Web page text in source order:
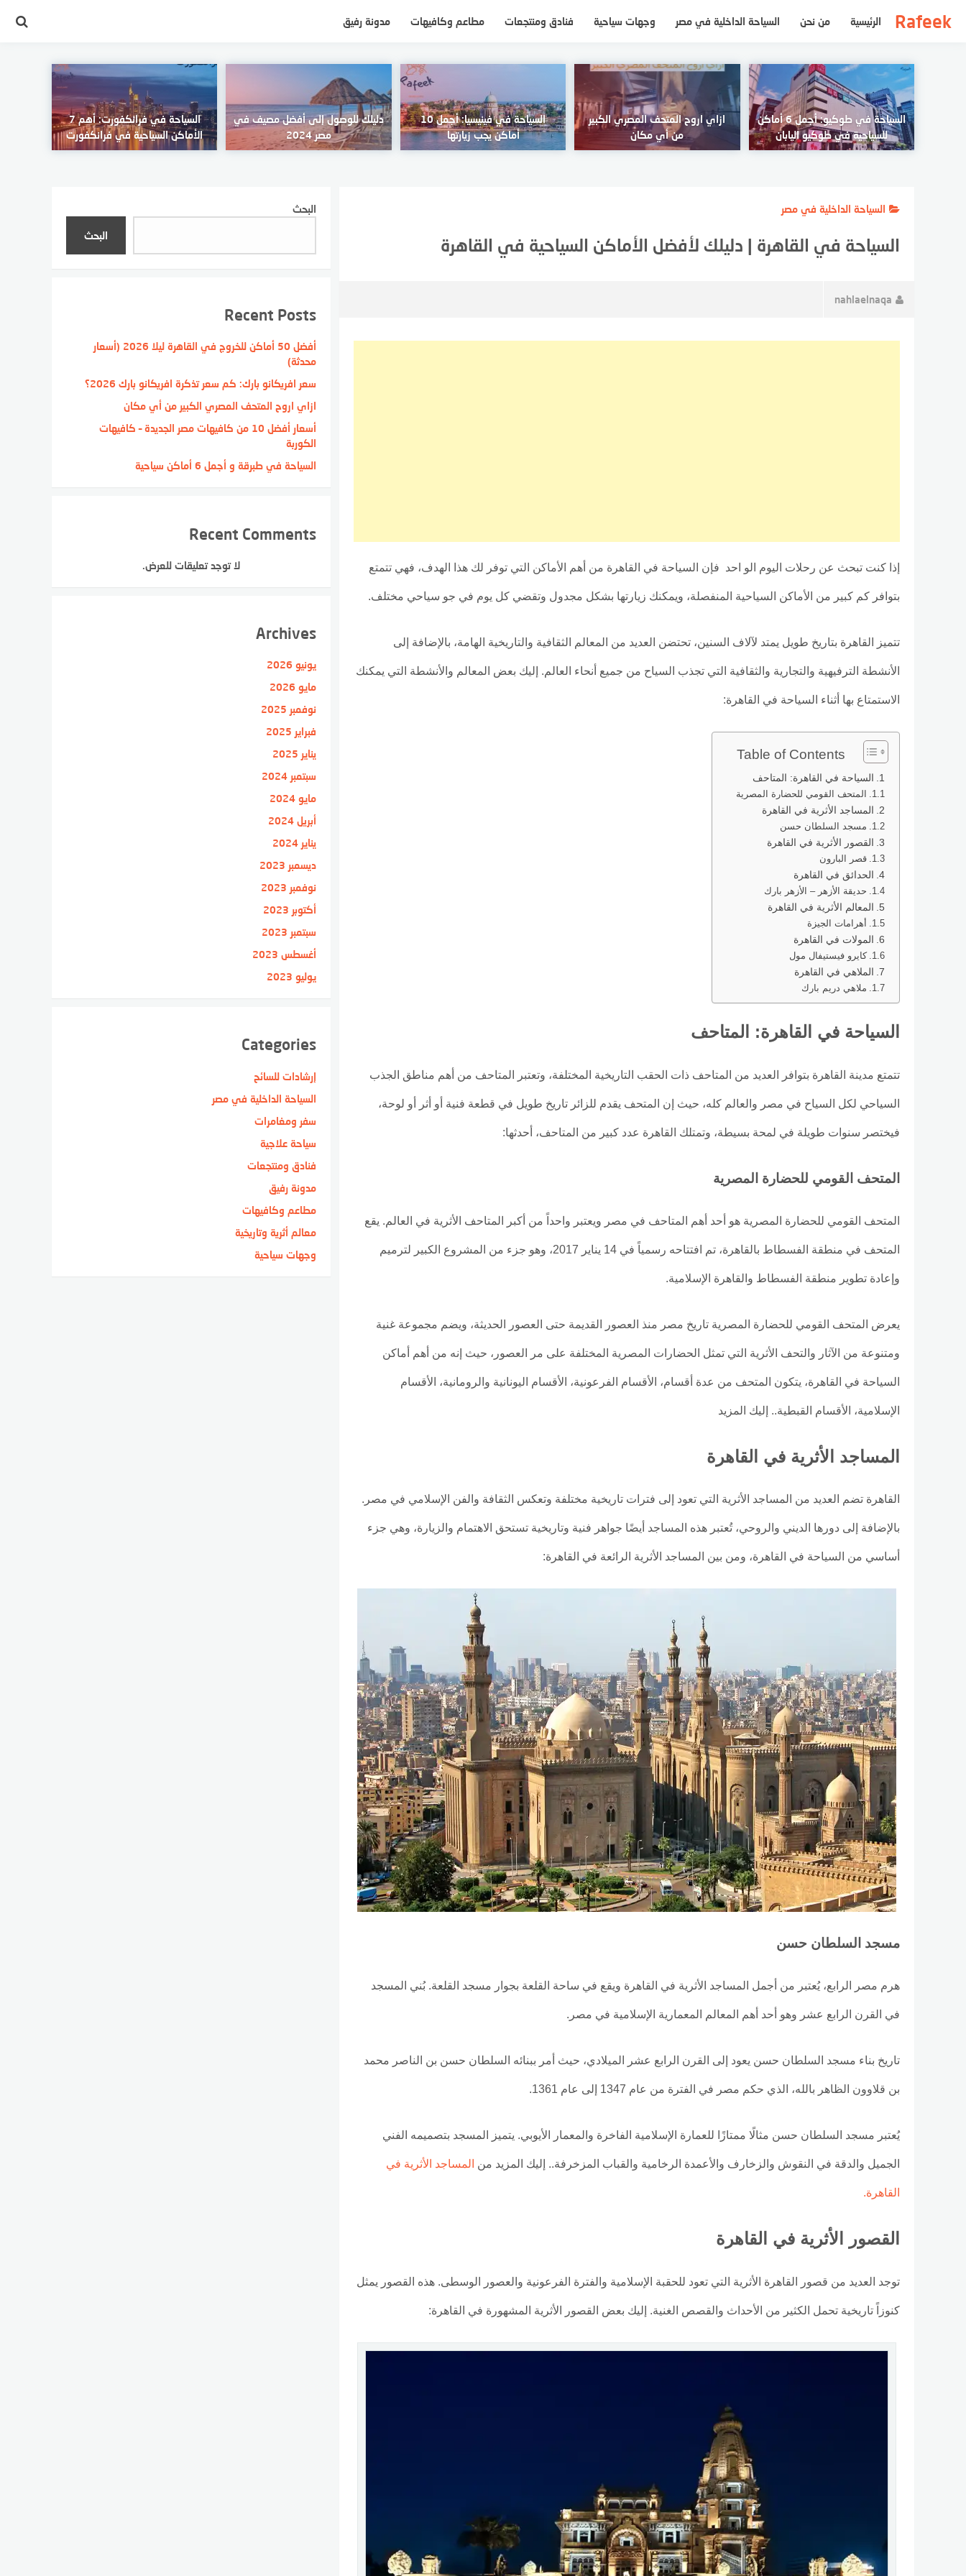
إلىRafeek الرئيسية من نحن السياحة الداخلية في مصر وجهات سياحية فنادق ومنتجعات مطاعم وكافيهات مدونة رفيق
السياحة في طوكيو: أجمل 6 أماكن
للسياحية في طوكيو اليابان
ازاي اروح المتحف المصري الكبير
من أي مكان
السياحة في فينيسيا: أجمل 10
أماكن يجب زيارتها
دليلك للوصول إلى أفضل مصيف في
مصر 2024
السياحة في فرانكفورت: أهم 7
الأماكن السياحية في فرانكفورت
السياحة الداخلية في مصر
السياحة في القاهرة | دليلك لأفضل الأماكن السياحية في القاهرة
nahlaelnaqa
إذا كنت تبحث عن رحلات اليوم الو احد فإن السياحة في القاهرة من أهم الأماكن التي توفر لك هذا الهدف، فهي تتمتع
بتوافر كم كبير من الأماكن السياحية المنفصلة، ويمكنك زيارتها بشكل مجدول وتقضي كل يوم في جو سياحي مختلف.
تتميز القاهرة بتاريخ طويل يمتد لآلاف السنين، تحتضن العديد من المعالم الثقافية والتاريخية الهامة، بالإضافة إلى
الأنشطة الترفيهية والتجارية والثقافية التي تجذب السياح من جميع أنحاء العالم. إليك بعض المعالم والأنشطة التي يمكنك
الاستمتاع بها أثناء السياحة في القاهرة:
Table of Contents
السياحة في القاهرة: المتاحف
المتحف القومي للحضارة المصرية
المساجد الأثرية في القاهرة
مسجد السلطان حسن
القصور الأثرية في القاهرة
قصر البارون
الحدائق في القاهرة
حديقة الأزهر – الأزهر بارك
المعالم الأثرية في القاهرة
أهرامات الجيزة
المولات في القاهرة
كايرو فيستيفال مول
الملاهي في القاهرة
ملاهي دريم بارك
السياحة في القاهرة: المتاحف
تتمتع مدينة القاهرة بتوافر العديد من المتاحف ذات الحقب التاريخية المختلفة، وتعتبر المتاحف من أهم مناطق الجذب
السياحي لكل السياح في مصر والعالم كله، حيث إن المتحف يقدم للزائر تاريخ طويل في قطعة فنية أو أثر أو لوحة،
فيختصر سنوات طويلة في لمحة بسيطة، وتمتلك القاهرة عدد كبير من المتاحف، أحدثها:
المتحف القومي للحضارة المصرية
المتحف القومي للحضارة المصرية هو أحد أهم المتاحف في مصر ويعتبر واحداً من أكبر المتاحف الأثرية في العالم. يقع
المتحف في منطقة الفسطاط بالقاهرة، تم افتتاحه رسمياً في 14 يناير 2017، وهو جزء من المشروع الكبير لترميم
وإعادة تطوير منطقة الفسطاط والقاهرة الإسلامية.
يعرض المتحف القومي للحضارة المصرية تاريخ مصر منذ العصور القديمة حتى العصور الحديثة، ويضم مجموعة غنية
ومتنوعة من الآثار والتحف الأثرية التي تمثل الحضارات المصرية المختلفة على مر العصور، حيث إنه من أهم أماكن
السياحة في القاهرة، يتكون المتحف من عدة أقسام، الأقسام الفرعونية، الأقسام اليونانية والرومانية، الأقسام
الإسلامية، الأقسام القبطية.. إليك المزيد
المساجد الأثرية في القاهرة
القاهرة تضم العديد من المساجد الأثرية التي تعود إلى فترات تاريخية مختلفة وتعكس الثقافة والفن الإسلامي في مصر.
بالإضافة إلى دورها الديني والروحي، تُعتبر هذه المساجد أيضًا جواهر فنية وتاريخية تستحق الاهتمام والزيارة، وهي جزء
أساسي من السياحة في القاهرة، ومن بين المساجد الأثرية الرائعة في القاهرة:
مسجد السلطان حسن
هرم مصر الرابع، يُعتبر من أجمل المساجد الأثرية في القاهرة ويقع في ساحة القلعة بجوار مسجد القلعة. بُني المسجد
في القرن الرابع عشر وهو أحد أهم المعالم المعمارية الإسلامية في مصر.
تاريخ بناء مسجد السلطان حسن يعود إلى القرن الرابع عشر الميلادي، حيث أمر ببنائه السلطان حسن بن الناصر محمد
بن قلاوون الظاهر بالله، الذي حكم مصر في الفترة من عام 1347 إلى عام 1361.
يُعتبر مسجد السلطان حسن مثالًا ممتازًا للعمارة الإسلامية الفاخرة والمعمار الأيوبي. يتميز المسجد بتصميمه الفني
الجميل والدقة في النقوش والزخارف والأعمدة الرخامية والقباب المزخرفة.. إليك المزيد من المساجد الأثرية في
القاهرة.
القصور الأثرية في القاهرة
توجد العديد من قصور القاهرة الأثرية التي تعود للحقبة الإسلامية والفترة الفرعونية والعصور الوسطى. هذه القصور يمثل
كنوزاً تاريخية تحمل الكثير من الأحداث والقصص الغنية. إليك بعض القصور الأثرية المشهورة في القاهرة:
البحث
البحث
Recent Posts
أفضل 50 أماكن للخروج في القاهرة ليلا 2026 (أسعار
محدثة)
سعر افريكانو بارك: كم سعر تذكرة افريكانو بارك 2026؟
ازاي اروح المتحف المصري الكبير من أي مكان
أسعار أفضل 10 من كافيهات مصر الجديدة – كافيهات
الكوربة
السياحة في طبرقة و أجمل 6 أماكن سياحية
Recent Comments
لا توجد تعليقات للعرض.
Archives
يونيو 2026
مايو 2026
نوفمبر 2025
فبراير 2025
يناير 2025
سبتمبر 2024
مايو 2024
أبريل 2024
يناير 2024
ديسمبر 2023
نوفمبر 2023
أكتوبر 2023
سبتمبر 2023
أغسطس 2023
يوليو 2023
Categories
إرشادات للسائح
السياحة الداخلية في مصر
سفر ومغامرات
سياحة علاجية
فنادق ومنتجعات
مدونة رفيق
مطاعم وكافيهات
معالم أثرية وتاريخية
وجهات سياحية